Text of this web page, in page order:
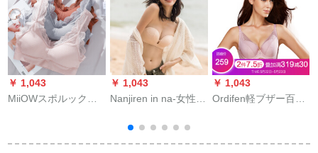
￥ 1,043
MiiOWスポルックス
ンキング耐冲撃防走
￥ 1,043
Nanjiren in na-女性の
ラジャ-小さな胸に寄
せられた滑り止めノ-
￥ 1,043
Ordifen軽ブザー百货
6204清紫80 C/36 C